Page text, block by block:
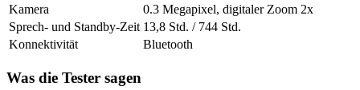
Kamera
0.3 Megapixel, digitaler Zoom 2x
Sprech- und Standby-Zeit 13,8 Std. / 744 Std.
Konnektivität
Bluetooth
Was die Tester sagen